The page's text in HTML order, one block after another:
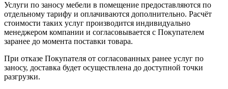
Услуги по заносу мебели в помещение предоставляются по
отдельному тарифу и оплачиваются дополнительно. Расчёт
стоимости таких услуг производится индивидуально
менеджером компании и согласовывается с Покупателем
заранее до момента поставки товара.
При отказе Покупателя от согласованных ранее услуг по
заносу, доставка будет осуществлена до доступной точки
разгрузки.